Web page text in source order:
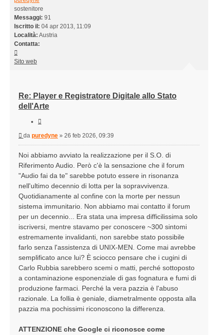
sostenitore
Messaggi: 91
Iscritto il: 04 apr 2013, 11:09
Località: Austria
Contatta:
puredyne
Sito web
Re: Player e Registratore Digitale allo Stato
dell'Arte
Messaggio
da puredyne » 26 feb 2026, 09:39
Noi abbiamo avviato la realizzazione per il S.O. di
Riferimento Audio. Però c'è la sensazione che il forum
"Audio fai da te" sarebbe potuto essere in risonanza
nell'ultimo decennio di lotta per la sopravvivenza.
Quotidianamente al confine con la morte per nessun
sistema immunitario. Non abbiamo mai contatto il forum
per un decennio... Era stata una impresa difficilissima solo
iscriversi, mentre stavamo per conoscere ~300 sintomi
estremamente invalidanti, non sarebbe stato possibile
farlo senza l'assistenza di UNIX-MEN. Come mai avrebbe
semplificato ance lui? È sciocco pensare che i cugini di
Carlo Rubbia sarebbero scemi o matti, perché sottoposto
a contaminazione esponenziale di gas fognatura e fumi di
produzione farmaci. Perché la vera pazzia è l'abuso
razionale. La follia è geniale, diametralmente opposta alla
pazzia ma pochissimi riconoscono la differenza.
ATTENZIONE che Google ci riconosce come